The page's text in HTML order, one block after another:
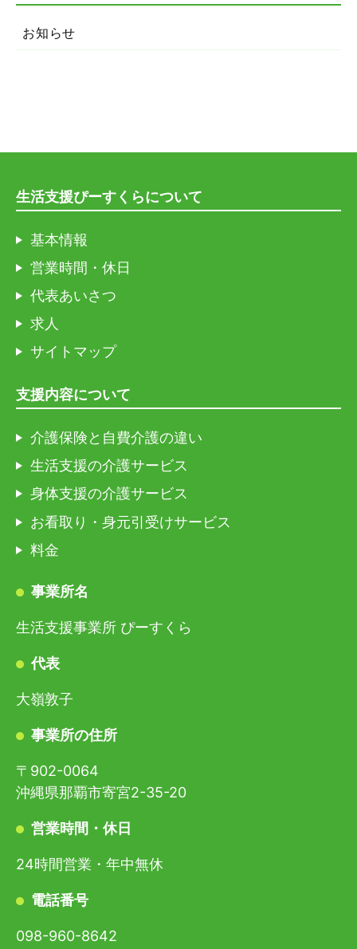
お知らせ
生活支援ぴーすくらについて
基本情報
営業時間・休日
代表あいさつ
求人
サイトマップ
支援内容について
介護保険と自費介護の違い
生活支援の介護サービス
身体支援の介護サービス
お看取り・身元引受けサービス
料金
事業所名
生活支援事業所 ぴーすくら
代表
大嶺敦子
事業所の住所
〒902-0064
沖縄県那覇市寄宮2-35-20
営業時間・休日
24時間営業・年中無休
電話番号
098-960-8642